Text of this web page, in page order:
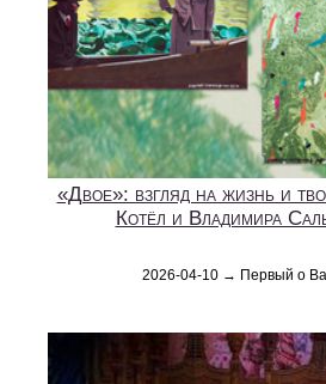
«Двое»: взгляд на жизнь и
Котёл и Владимира
2026-04-10 → Первый о